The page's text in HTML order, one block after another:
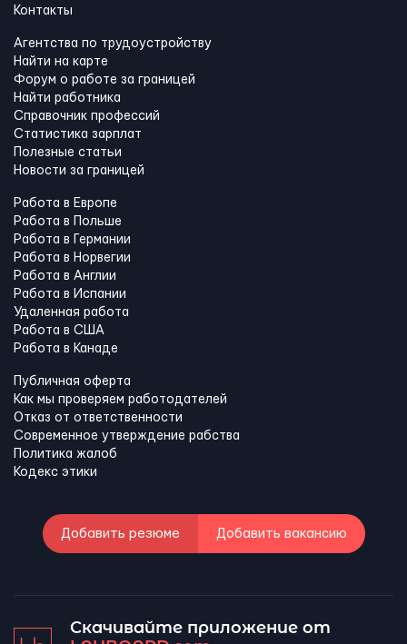
Контакты
Агентства по трудоустройству
Найти на карте
Форум о работе за границей
Найти работника
Справочник профессий
Статистика зарплат
Полезные статьи
Новости за границей
Работа в Европе
Работа в Польше
Работа в Германии
Работа в Норвегии
Работа в Англии
Работа в Испании
Удаленная работа
Работа в США
Работа в Канадe
Публичная оферта
Как мы проверяем работодателей
Отказ от ответственности
Современное утверждение рабства
Политика жалоб
Кодекс этики
Добавить резюме Добавить вакансию
Скачивайте приложение от